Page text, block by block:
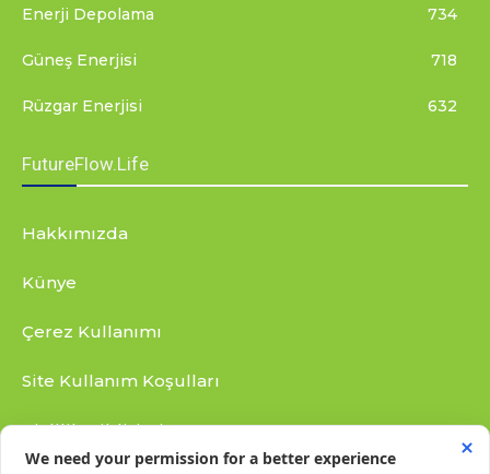
Enerji Depolama 734
Güneş Enerjisi 718
Rüzgar Enerjisi 632
FutureFlow.Life
Hakkımızda
Künye
Çerez Kullanımı
Site Kullanım Koşulları
Gizlilik Bildirimi